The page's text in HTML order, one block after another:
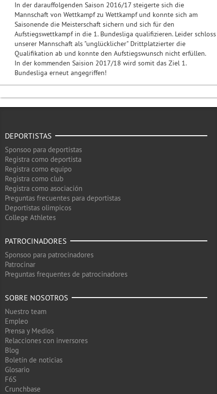
In der darauffolgenden Saison 2016/17 steigerte sich die
Mannschaft von Wettkampf zu Wettkampf und konnte sich am
Saisonende die Meisterschaft sichern und sich für den
Aufstiegswettkampf in die 1. Bundesliga qualifizieren. Leider schloss
unserer Mannschaft als "unglücklicher" Drittplatzierter die
Qualifikation ab und konnte den Aufstiegswunsch nicht erfüllen.
In der kommenden Saision 2017/18 wird somit das Ziel 1.
Bundesliga erneut angegriffen!
DEPORTISTAS
Sponsoo para deportistas
Registra como deportista
Registra como equipo
Registra como club
Registra como asociación
Preguntas frecuentes para deportistas
Deportistas olimpicos
College Athletes
PATROCINADORES
Sponsoo para patrocinadores
Patrocinar
Preguntas frequentes de patrocinadores
SOBRE NOSOTROS
Nuestro team
Empleo
Prensa y Medios
Relacciones con inversores
Blog
Boletín de noticias
Glosario
F6S
Crunchbase